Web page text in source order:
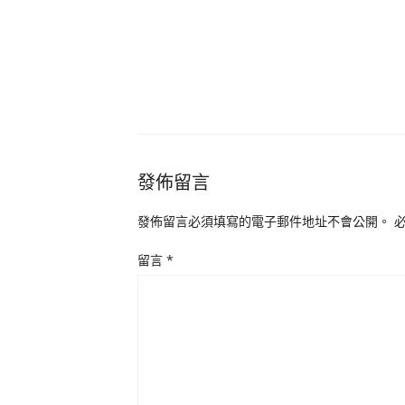
發佈留言
發佈留言必須填寫的電子郵件地址不會公開。
留言 *